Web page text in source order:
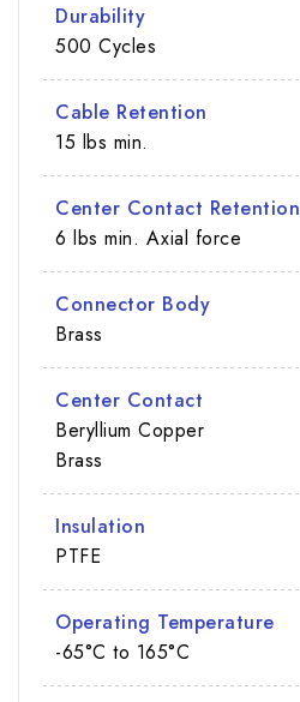
Durability
500 Cycles
Cable Retention
15 lbs min.
Center Contact Retention
6 lbs min. Axial force
Connector Body
Brass
Center Contact
Beryllium Copper
Brass
Insulation
PTFE
Operating Temperature
-65°C to 165°C